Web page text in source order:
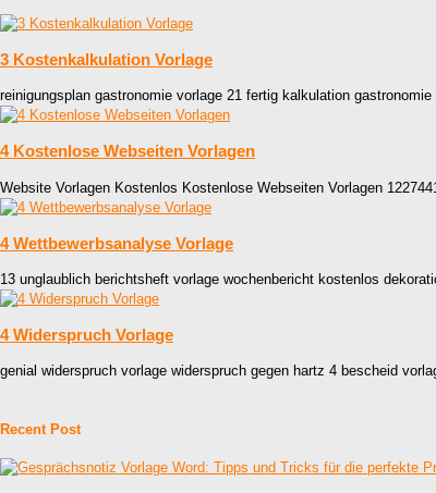
3 Kostenkalkulation Vorlage
reinigungsplan gastronomie vorlage 21 fertig kalkulation
4 Kostenlose Webseiten Vorlagen
Website Vorlagen Kostenlos Kostenlose Webseiten Vorlagen
4 Wettbewerbsanalyse Vorlage
13 unglaublich berichtsheft vorlage wochenbericht kostenlos
4 Widerspruch Vorlage
genial widerspruch vorlage widerspruch gegen hartz 4 bescheid
Recent Post